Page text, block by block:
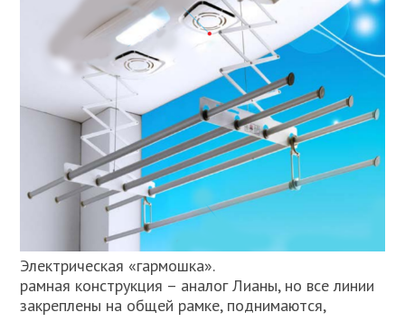
Электрическая «гармошка».
рамная конструкция – аналог Лианы, но все линии
закреплены на общей рамке, поднимаются,